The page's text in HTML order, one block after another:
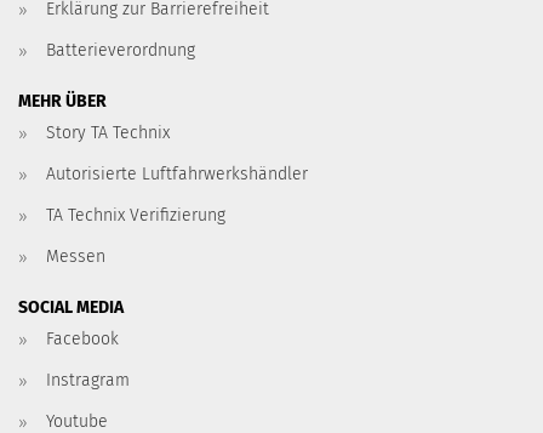
Erklärung zur Barrierefreiheit
Batterieverordnung
MEHR ÜBER
Story TA Technix
Autorisierte Luftfahrwerkshändler
TA Technix Verifizierung
Messen
SOCIAL MEDIA
Facebook
Instragram
Youtube